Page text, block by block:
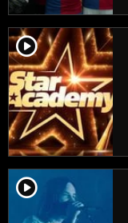
player2
player2